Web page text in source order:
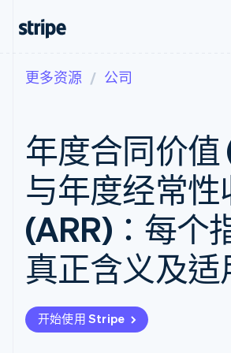
支付
在线支付
Managed
Payments
备案商家解决
方案
Payment links
无代码支付
Checkout
预构建支付界
面
灵活的 UI 组件
Payment
经常性收入
Metronome
按用量计费
Subscriptions
订阅管理
Invoicing
一次性或定期
账单
Tax
销售税和增值
Revenue
Recognition
按企业阶段
按应用场景
智能体商务
加密货币
电子商务
嵌入式金融
财务自动化
应用内支付
交易市场
资金管理
文档
库与 SDK
Stripe Apps
指南
接受线上付款
实施预置结账流程
构建平台或交易市场
提供按用量计费
发行稳定币支持的支付
通过智能体配置和管理服
学习
指南
支持
获取支持
托管支持方案
专业服务
公司
更多资源 公司
年度合同价值
与年度经常性
(ARR)：每个
真正含义及适
开始使用 Stripe